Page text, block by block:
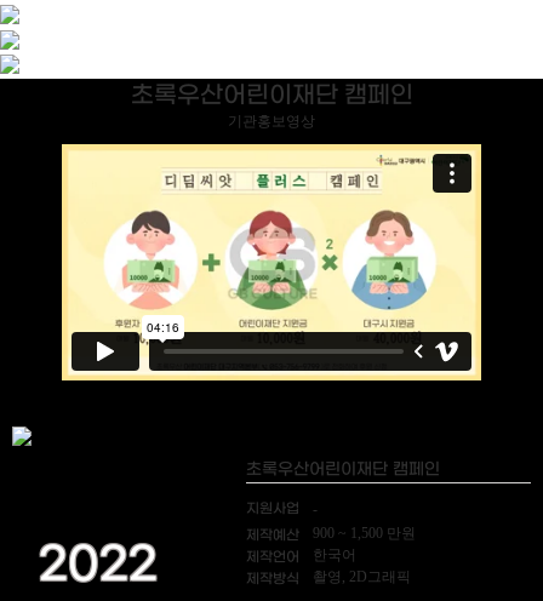
초록우산어린이재단 캠페인
기관홍보영상
2022
초록우산어린이재단 캠페인
지원사업 -
제작예산 900 ~ 1,500 만원
제작언어 한국어
제작방식 촬영, 2D그래픽